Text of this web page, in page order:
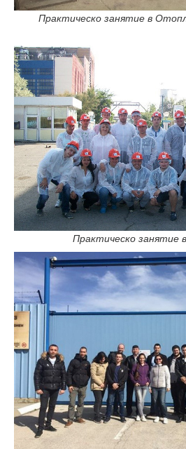
Практическо занятие в
Практическо занятие